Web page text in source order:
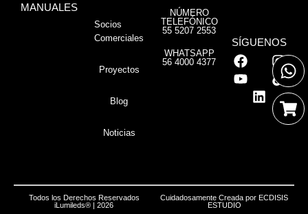
MANUALES
Socios
Comerciales
Proyectos
Blog
Noticias
NÚMERO
TELEFÓNICO
55 5207 2553
WHATSAPP
56 4000 4377
SÍGUENOS
Todos los Derechos Reservados
iLumileds® | 2026
Cuidadosamente Creada por ECDISIS
ESTUDIO